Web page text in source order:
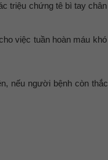
triệu chứng tê bì tay chân
việc tuần hoàn máu khó
nếu người bệnh còn thắc